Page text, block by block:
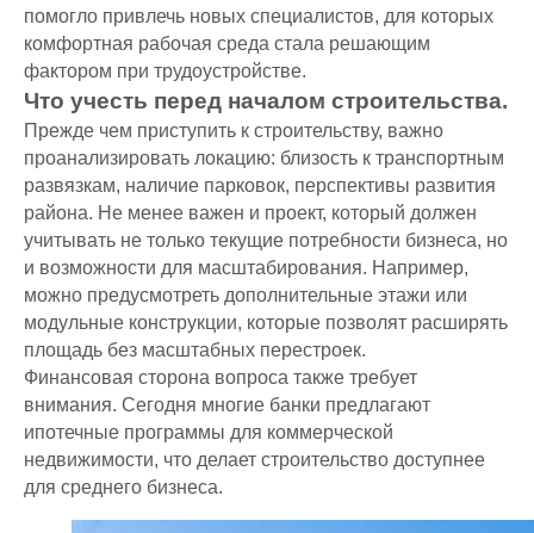
помогло привлечь новых специалистов, для которых
комфортная рабочая среда стала решающим
фактором при трудоустройстве.
Что учесть перед началом строительства.
Прежде чем приступить к строительству, важно
проанализировать локацию: близость к транспортным
развязкам, наличие парковок, перспективы развития
района. Не менее важен и проект, который должен
учитывать не только текущие потребности бизнеса, но
и возможности для масштабирования. Например,
можно предусмотреть дополнительные этажи или
модульные конструкции, которые позволят расширять
площадь без масштабных перестроек.
Финансовая сторона вопроса также требует
внимания. Сегодня многие банки предлагают
ипотечные программы для коммерческой
недвижимости, что делает строительство доступнее
для среднего бизнеса.
КОММЕРЧЕСКАЯ
НЕДВИЖИМОСТЬ
Главная
Главная
Презентация
Проекты
ДОМ МЕЧТЫ